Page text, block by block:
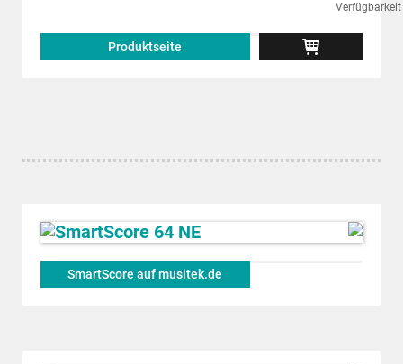
Produktseite
SmartScore auf musitek.de